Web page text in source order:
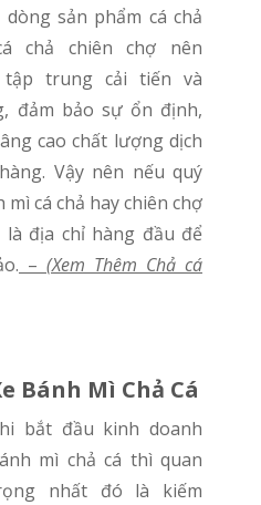
sản phẩm cá chả
chả chiên chợ nên
tập trung cải tiến và
đảm bảo sự ổn định,
cao chất lượng dịch
Vậy nên nếu quý
cá chả hay chiên chợ
là địa chỉ hàng đầu để
– (Xem Thêm Chả cá
Bánh Mì Chả Cá
mì chả cá thì quan
nhất đó là kiếm